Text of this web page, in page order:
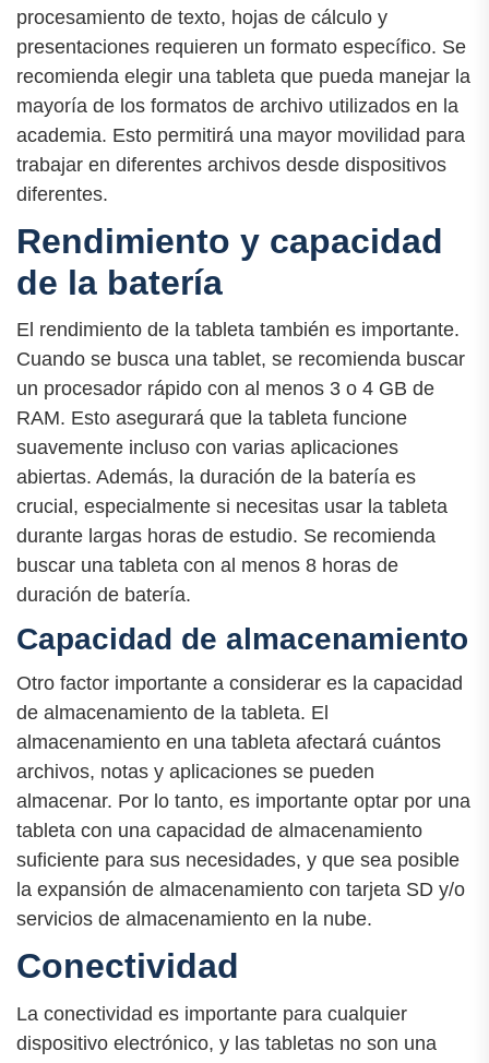
procesamiento de texto, hojas de cálculo y
presentaciones requieren un formato específico. Se
recomienda elegir una tableta que pueda manejar la
mayoría de los formatos de archivo utilizados en la
academia. Esto permitirá una mayor movilidad para
trabajar en diferentes archivos desde dispositivos
diferentes.
Rendimiento y capacidad
de la batería
El rendimiento de la tableta también es importante.
Cuando se busca una tablet, se recomienda buscar
un procesador rápido con al menos 3 o 4 GB de
RAM. Esto asegurará que la tableta funcione
suavemente incluso con varias aplicaciones
abiertas. Además, la duración de la batería es
crucial, especialmente si necesitas usar la tableta
durante largas horas de estudio. Se recomienda
buscar una tableta con al menos 8 horas de
duración de batería.
Capacidad de almacenamiento
Otro factor importante a considerar es la capacidad
de almacenamiento de la tableta. El
almacenamiento en una tableta afectará cuántos
archivos, notas y aplicaciones se pueden
almacenar. Por lo tanto, es importante optar por una
tableta con una capacidad de almacenamiento
suficiente para sus necesidades, y que sea posible
la expansión de almacenamiento con tarjeta SD y/o
servicios de almacenamiento en la nube.
Conectividad
La conectividad es importante para cualquier
dispositivo electrónico, y las tabletas no son una